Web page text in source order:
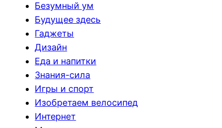
Безумный ум
Будущее здесь
Гаджеты
Дизайн
Еда и напитки
Знания-сила
Игры и спорт
Изобретаем велосипед
Интернет